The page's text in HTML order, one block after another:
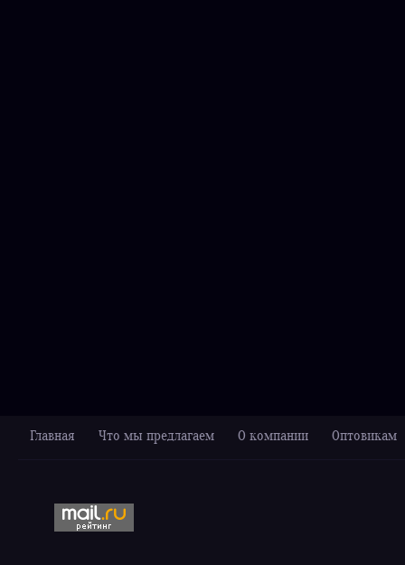
Главная Что мы предлагаем О компании Оптовикам